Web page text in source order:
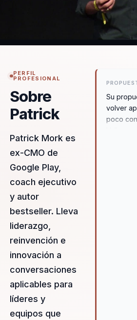
PERFIL
PROFESIONAL
Sobre
Patrick
Patrick Mork es
ex-CMO de
Google Play,
coach ejecutivo
y autor
bestseller. Lleva
liderazgo,
reinvención e
innovación a
conversaciones
aplicables para
líderes y
equipos que
Su
volver
poco